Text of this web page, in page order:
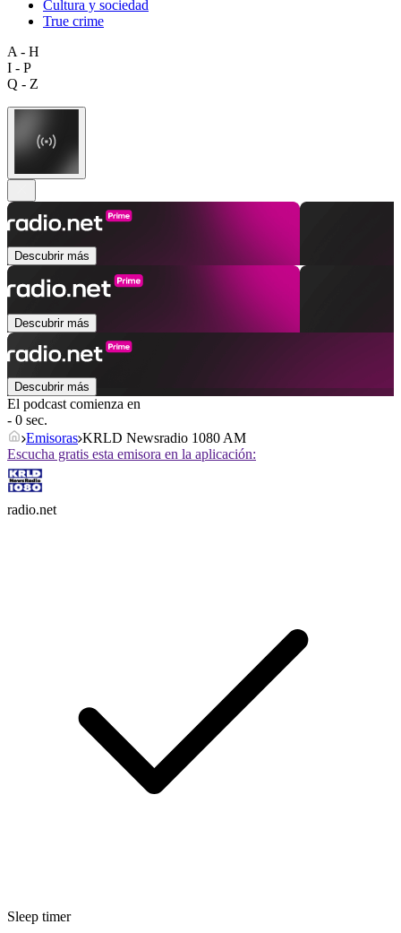
Cultura y sociedad
True crime
A - H
I - P
Q - Z
Descubrir más
Descubrir más
Descubrir más
El podcast comienza en
- 0 sec.
Emisoras KRLD Newsradio 1080 AM
Escucha gratis esta emisora en la aplicación:
radio.net
Sleep timer